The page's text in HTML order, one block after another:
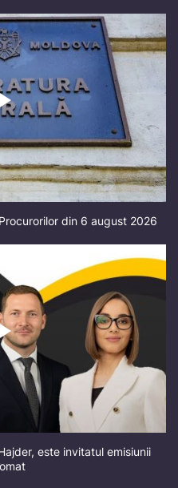
din 6 august 2026
este invitatul emisiunii